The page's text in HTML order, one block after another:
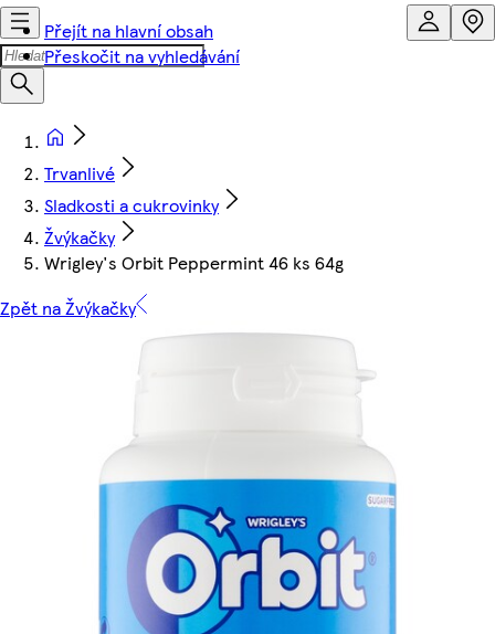
Přejít na hlavní obsah
Přeskočit na vyhledávání
Trvanlivé
Sladkosti a cukrovinky
Žvýkačky
Wrigley's Orbit Peppermint 46 ks 64g
Zpět na Žvýkačky